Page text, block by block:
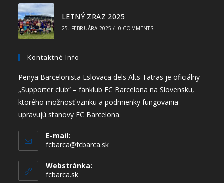
LETNÝ ZRAZ 2025
25. FEBRUÁRA 2025 / 0 COMMENTS
Kontaktné Info
Penya Barcelonista Eslovaca dels Alts Tatras je oficiálny
„Supporter club“ – fanklub FC Barcelona na Slovensku,
ktorého možnosť vzniku a podmienky fungovania
upravujú stanovy FC Barcelona.
E-mail:
fcbarca@fcbarca.sk
Webstránka:
fcbarca.sk